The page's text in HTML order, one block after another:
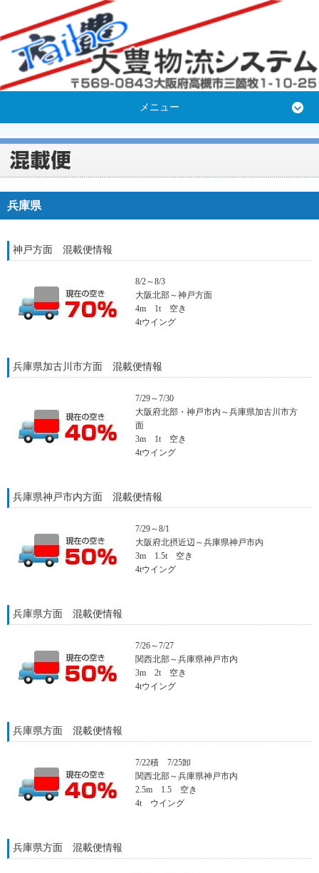
メニュー
兵庫県
神戸方面 混載便情報
8/2～8/3
大阪北部～神戸方面
4m 1t 空き
4tウイング
兵庫県加古川市方面 混載便情報
7/29～7/30
大阪府北部・神戸市内～兵庫県加古川市方
面
3m 1t 空き
4tウイング
兵庫県神戸市内方面 混載便情報
7/29～8/1
大阪府北摂近辺～兵庫県神戸市内
3m 1.5t 空き
4tウイング
兵庫県方面 混載便情報
7/26～7/27
関西北部～兵庫県神戸市内
3m 2t 空き
4tウイング
兵庫県方面 混載便情報
7/22積 7/25卸
関西北部～兵庫県神戸市内
2.5m 1.5 空き
4t ウイング
兵庫県方面 混載便情報